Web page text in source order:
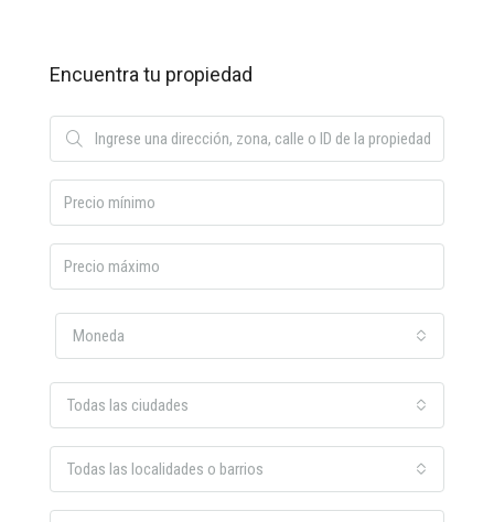
Encuentra tu propiedad
Moneda
Todas las ciudades
Todas las localidades o barrios